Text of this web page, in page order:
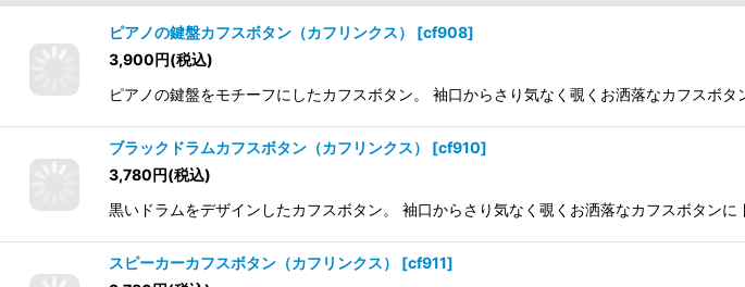
ピアノの鍵盤カフスボタン（カフリンクス） [cf908]
3,900円(税込)
ピアノの鍵盤をモチーフにしたカフスボタン。 袖口からさり気なく覗くお洒落なカフスボタ
ブラックドラムカフスボタン（カフリンクス） [cf910]
3,780円(税込)
黒いドラムをデザインしたカフスボタン。 袖口からさり気なく覗くお洒落なカフスボタンに
スピーカーカフスボタン（カフリンクス） [cf911]